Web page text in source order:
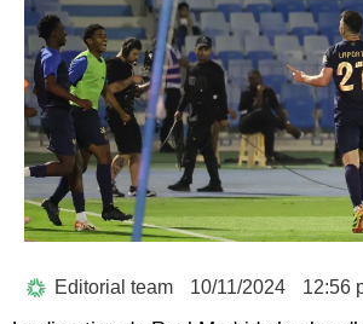
Editorial team 10/11/2024 12:56